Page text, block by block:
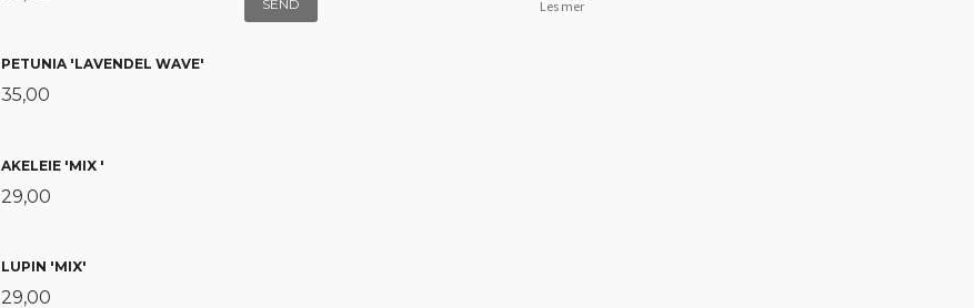
PETUNIA 'LAVENDEL WAVE'
35,00
AKELEIE 'MIX '
29,00
LUPIN 'MIX'
29,00
Les mer